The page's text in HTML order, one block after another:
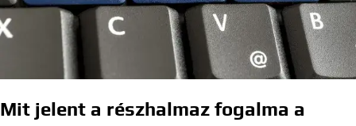
Mit jelent a részhalmaz fogalma a